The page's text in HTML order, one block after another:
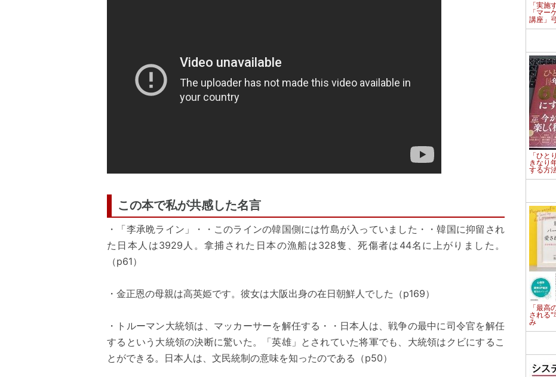
この本で私が共感した名言
・「李承晩ライン」・・このラインの韓国側には竹島が入っていました・・韓国に抑留され
た日本人は3929人。拿捕された日本の漁船は328隻、死傷者は44名に上がりました。
（p61）
・金正恩の母親は高英姫です。彼女は大阪出身の在日朝鮮人でした（p169）
・トルーマン大統領は、マッカーサーを解任する・・日本人は、戦争の最中に司令官を解任
するという大統領の決断に驚いた。「英雄」とされていた将軍でも、大統領はクビにするこ
とができる。日本人は、文民統制の意味を知ったのである（p50）
「実施
「マー
講座」
「ひと
きなり
する方
「最高
される"
み